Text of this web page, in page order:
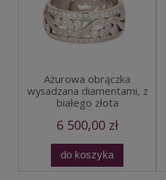
Ażurowa obrączka
wysadzana diamentami, z
białego złota
6 500,00 zł
do koszyka